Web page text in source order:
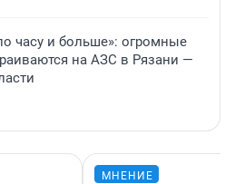
часу и больше»: огромные
на АЗС в Рязани —
МНЕНИЕ